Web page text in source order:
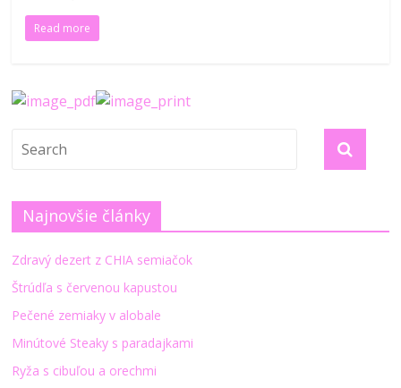
Read more
Najnovšie články
Zdravý dezert z CHIA semiačok
Štrúdľa s červenou kapustou
Pečené zemiaky v alobale
Minútové Steaky s paradajkami
Ryža s cibuľou a orechmi